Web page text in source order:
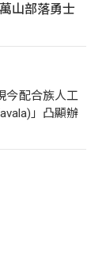
山部落勇士
今配合族人工
」凸顯辦